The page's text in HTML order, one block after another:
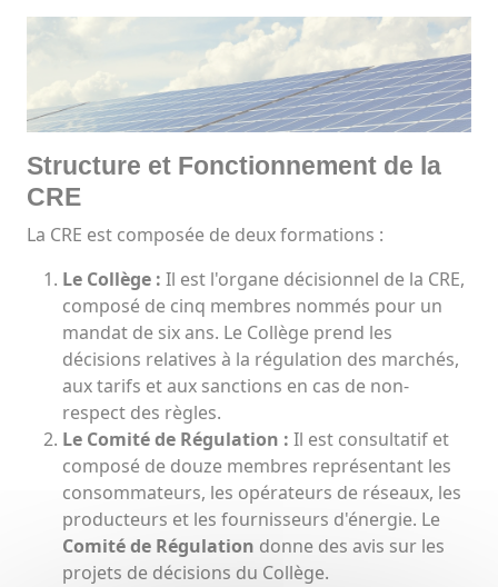
Structure et Fonctionnement de la
CRE
La CRE est composée de deux formations :
Le Collège : Il est l'organe décisionnel de la CRE,
composé de cinq membres nommés pour un
mandat de six ans. Le Collège prend les
décisions relatives à la régulation des marchés,
aux tarifs et aux sanctions en cas de non-
respect des règles.
Le Comité de Régulation : Il est consultatif et
composé de douze membres représentant les
consommateurs, les opérateurs de réseaux, les
producteurs et les fournisseurs d'énergie. Le
Comité de Régulation donne des avis sur les
projets de décisions du Collège.